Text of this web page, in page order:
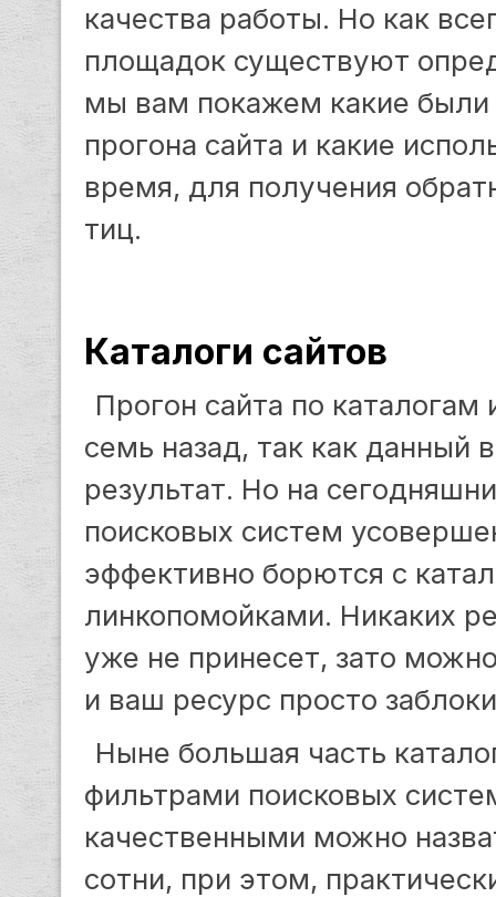
качества работы. Но как
площадок существуют
мы вам покажем какие
прогона сайта и какие
время, для получения
тиц.
Каталоги сайтов
Прогон сайта по
семь назад, так как данный
результат. Но на
поисковых систем
эффективно борются с
линкопомойками. Никаких
уже не принесет, зато
и ваш ресурс просто
Ныне большая часть
фильтрами поисковых
качественными можно
сотни, при этом,